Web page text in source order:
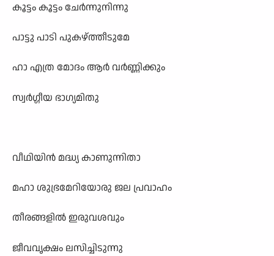
കൂട്ടം കൂട്ടം ചേർന്നുനിന്നു
പാട്ടു പാടി പുകഴ്ത്തീടുമേ
ഹാ എത്ര മോദം ആർ വർണ്ണിക്കും
സ്വർഗ്ഗീയ ഭാഗ്യമിതു
വീഥിയിൻ മദ്ധ്യ കാണുന്നിതാ
മഹാ ശുഭ്രമേറിയോരു ജല പ്രവാഹം
തീരങ്ങളിൽ ഇരുവശവും
ജീവവൃക്ഷം ലസിച്ചിടുന്നു